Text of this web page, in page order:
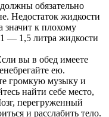
обязательно
Недостаток жидкости
значит к плохому
— 1,5 литра жидкости
вы в обед имеете
ею.
громкую музыку и
найти себе место,
перегруженный
и расслабить тело.